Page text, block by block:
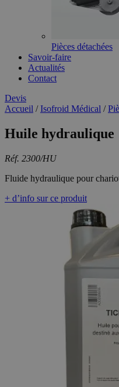
Pièces détachées
Savoir-faire
Actualités
Contact
Devis
Accueil /Isofroid Médical /
Huile hydraulique
Réf. 2300/HU
Fluide hydraulique pour
+ d’info sur ce produit